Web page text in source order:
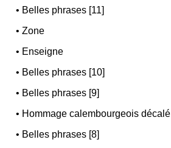
• Belles phrases [11]
•Zone
• Enseigne
• Belles phrases [10]
• Belles phrases [9]
• Hommage calembourgeois décalé
• Belles phrases [8]